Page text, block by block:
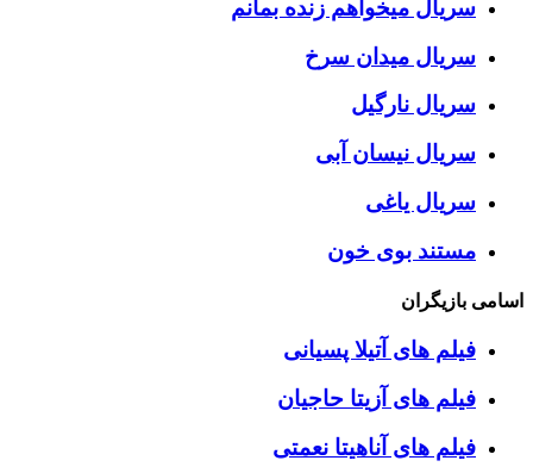
سریال میخواهم زنده بمانم
سریال میدان سرخ
سریال نارگیل
سریال نیسان آبی
سریال یاغی
مستند بوی خون
اسامی بازیگران
فیلم های آتیلا پسیانی
فیلم های آزیتا حاجیان
فیلم های آناهیتا نعمتی